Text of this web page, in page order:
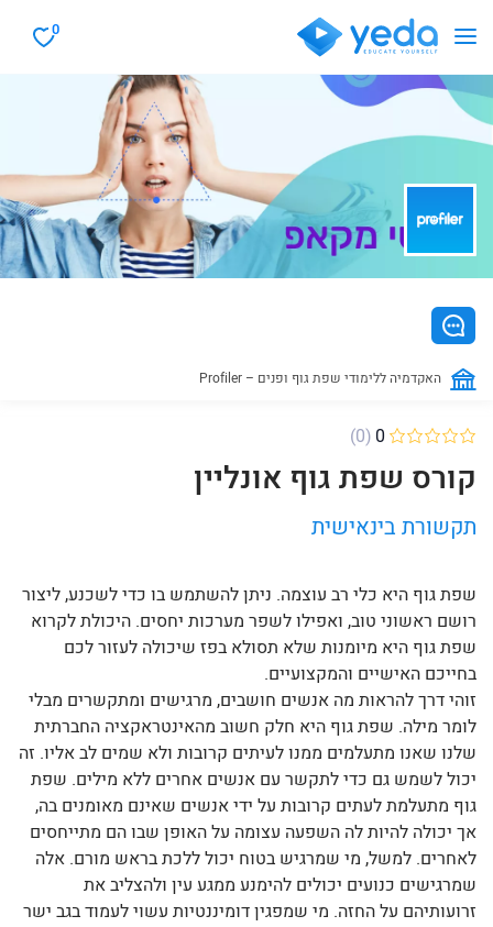
0
Profiler – האקדמיה ללימודי שפת גוף ופנים
(0) 0
קורס שפת גוף אונליין
תקשורת בינאישית
שפת גוף היא כלי רב עוצמה. ניתן להשתמש בו כדי לשכנע, ליצור
רושם ראשוני טוב, ואפילו לשפר מערכות יחסים. היכולת לקרוא
שפת גוף היא מיומנות שלא תסולא בפז שיכולה לעזור לכם
בחייכם האישיים והמקצועיים.
זוהי דרך להראות מה אנשים חושבים, מרגישים ומתקשרים מבלי
לומר מילה. שפת גוף היא חלק חשוב מהאינטראקציה החברתית
שלנו שאנו מתעלמים ממנו לעיתים קרובות ולא שמים לב אליו. זה
יכול לשמש גם כדי לתקשר עם אנשים אחרים ללא מילים. שפת
גוף מתעלמת לעתים קרובות על ידי אנשים שאינם מאומנים בה,
אך יכולה להיות לה השפעה עצומה על האופן שבו הם מתייחסים
לאחרים. למשל, מי שמרגיש בטוח יכול ללכת בראש מורם. אלה
שמרגישים כנועים יכולים להימנע ממגע עין ולהצליב את
זרועותיהם על החזה. מי שמפגין דומיננטיות עשוי לעמוד בגב ישר